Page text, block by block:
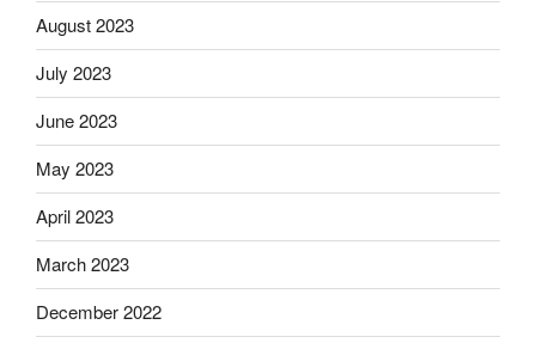
August 2023
July 2023
June 2023
May 2023
April 2023
March 2023
December 2022